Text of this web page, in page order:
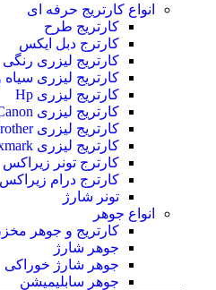
انواع کارتریج حرفه ای
کارتریج طرح
کارترج دبل ایکس
کارتریج لیزری رنگی
کارتریج لیزری
کارتریج لیزری Hp
کارتریج لیزری Canon
کارتریج لیزری Brother
کارتریج لیزری Lexmark
کارترج تونر زیراکس
کارترج درام زیراکس
تونر شارژ
انواع جوهر
کارتریج و جوهر
جوهر شارژ
جوهر شارژ خوراکی
جوهر سابلیمیشن